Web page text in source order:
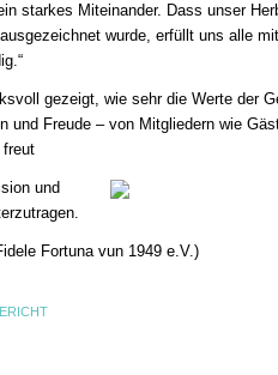
starkes Miteinander. Dass unser
wurde, erfüllt uns alle
gezeigt, wie sehr die Werte der
und Freude – von Mitgliedern wie
freut
und
Fortuna vun 1949 e.V.)